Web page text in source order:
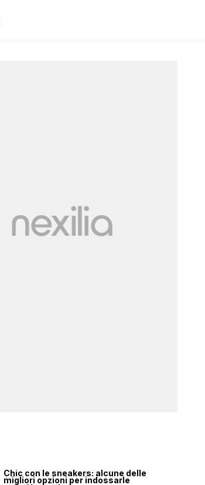
Chic con le sneakers: alcune delle
migliori opzioni per indossarle